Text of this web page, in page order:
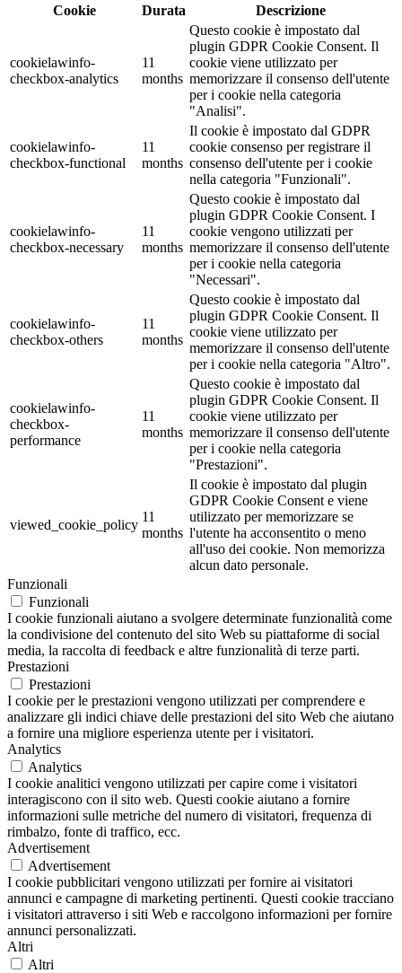
Cookie
Durata Descrizione
cookielawinfo-
checkbox-analytics
11
months
Questo cookie è impostato dal
plugin GDPR Cookie Consent. Il
cookie viene utilizzato per
memorizzare il consenso dell'utente
per i cookie nella categoria
"Analisi".
cookielawinfo-
checkbox-functional
11
months
Il cookie è impostato dal GDPR
cookie consenso per registrare il
consenso dell'utente per i cookie
nella categoria "Funzionali".
cookielawinfo-
checkbox-necessary
11
months
Questo cookie è impostato dal
plugin GDPR Cookie Consent. I
cookie vengono utilizzati per
memorizzare il consenso dell'utente
per i cookie nella categoria
"Necessari".
cookielawinfo-
checkbox-others
11
months
Questo cookie è impostato dal
plugin GDPR Cookie Consent. Il
cookie viene utilizzato per
memorizzare il consenso dell'utente
per i cookie nella categoria "Altro".
cookielawinfo-
checkbox-
performance
11
months
Questo cookie è impostato dal
plugin GDPR Cookie Consent. Il
cookie viene utilizzato per
memorizzare il consenso dell'utente
per i cookie nella categoria
"Prestazioni".
viewed_cookie_policy
11
months
Il cookie è impostato dal plugin
GDPR Cookie Consent e viene
utilizzato per memorizzare se
l'utente ha acconsentito o meno
all'uso dei cookie. Non memorizza
alcun dato personale.
Funzionali
Funzionali
I cookie funzionali aiutano a svolgere determinate funzionalità come
la condivisione del contenuto del sito Web su piattaforme di social
media, la raccolta di feedback e altre funzionalità di terze parti.
Prestazioni
Prestazioni
I cookie per le prestazioni vengono utilizzati per comprendere e
analizzare gli indici chiave delle prestazioni del sito Web che aiutano
a fornire una migliore esperienza utente per i visitatori.
Analytics
Analytics
I cookie analitici vengono utilizzati per capire come i visitatori
interagiscono con il sito web. Questi cookie aiutano a fornire
informazioni sulle metriche del numero di visitatori, frequenza di
rimbalzo, fonte di traffico, ecc.
Advertisement
Advertisement
I cookie pubblicitari vengono utilizzati per fornire ai visitatori
annunci e campagne di marketing pertinenti. Questi cookie tracciano
i visitatori attraverso i siti Web e raccolgono informazioni per fornire
annunci personalizzati.
Altri
Altri